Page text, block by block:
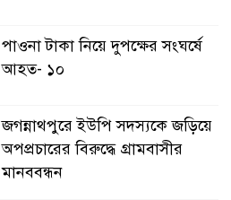
পাওনা টাকা নিয়ে দুপক্ষের সংঘর্ষে
আহত- ১০
জগন্নাথপুরে ইউপি সদস্যকে জড়িয়ে
অপপ্রচারের বিরুদ্ধে গ্রামবাসীর
মানববন্ধন